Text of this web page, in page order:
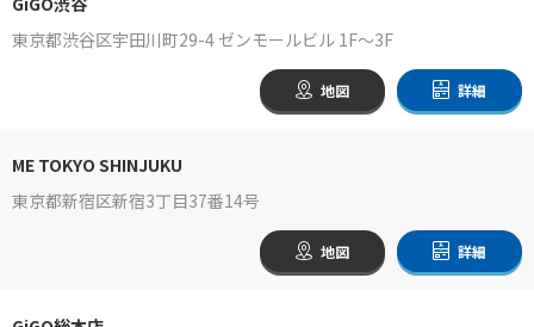
東京都渋谷区宇田川町29-4 ゼンモールビル 1F～3F
地図 詳細
ME TOKYO SHINJUKU
東京都新宿区新宿3丁目37番14号
地図 詳細